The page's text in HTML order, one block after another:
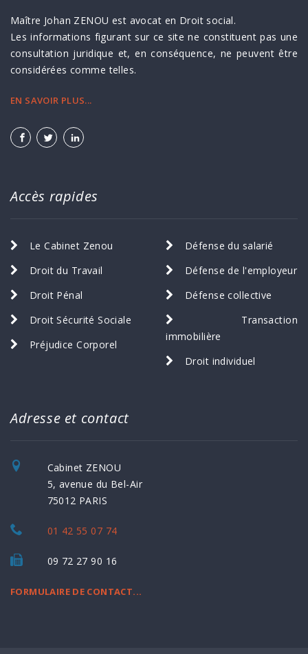
Maître Johan ZENOU est avocat en Droit social.
Les informations figurant sur ce site ne constituent pas une
consultation juridique et, en conséquence, ne peuvent être
considérées comme telles.
EN SAVOIR PLUS...
Accès rapides
Le Cabinet Zenou
Droit du Travail
Droit Pénal
Droit Sécurité Sociale
Préjudice Corporel
Défense du salarié
Défense de l'employeur
Défense collective
Transaction
immobilière
Droit individuel
Adresse et contact
Cabinet ZENOU
5, avenue du Bel-Air
75012 PARIS
01 42 55 07 74
09 72 27 90 16
FORMULAIRE DE CONTACT...